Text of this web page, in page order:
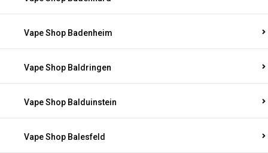
Vape Shop Badenheim
Vape Shop Baldringen
Vape Shop Balduinstein
Vape Shop Balesfeld